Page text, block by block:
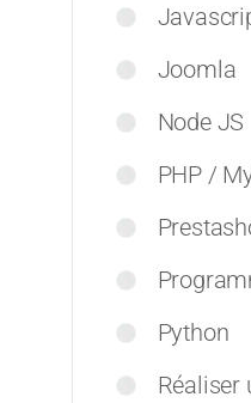
Joomla
Node JS
PHP /
Python
Réaliser